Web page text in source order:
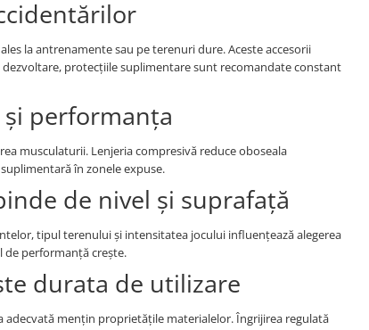
la antrenamente sau pe terenuri dure. Aceste accesorii
protecțiile suplimentare sunt recomandate constant
performanța
musculaturii. Lenjeria compresivă reduce oboseala
în zonele expuse.
de nivel și suprafață
tipul terenului și intensitatea jocului influențează alegerea
de performanță crește.
durata de utilizare
adecvată mențin proprietățile materialelor. Îngrijirea regulată